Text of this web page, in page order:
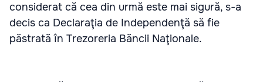
considerat că cea din urmă este mai sigură, s-a
decis ca Declaraţia de Independenţă să fie
păstrată în Trezoreria Băncii Naţionale.